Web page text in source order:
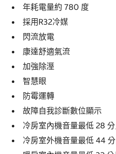
年耗電量約 780 度
採用R32冷媒
閃流放電
康達舒適氣流
加強除溼
智慧眼
防霉運轉
故障自我診斷數位顯示
冷房室內機音量最低 28
冷房室外機音量最低 44